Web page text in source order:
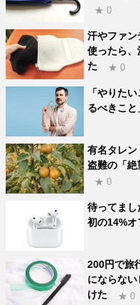
★ 0
汗やファ
使ったら、
た
★ 0
「やりた
るべきこ
有名タレ
盗難の「
★ 0
待ってま
初の14%オ
200円で旅
にならな
けた
★ 0